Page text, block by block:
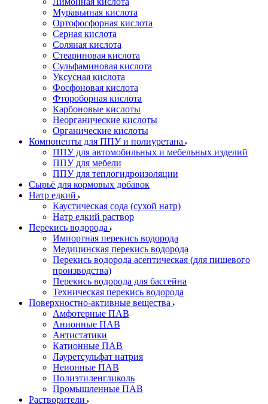
Муравьиная кислота
Ортофосфорная кислота
Серная кислота
Соляная кислота
Стеариновая кислота
Сульфаминовая кислота
Уксусная кислота
Фосфоновая кислота
Фтороборная кислота
Карбоновые кислоты
Неорганические кислоты
Органические кислоты
Компоненты для ППУ и полиуретана
ППУ для автомобильных и мебельных изделий
ППУ для мебели
ППУ для теплогидроизоляции
Сырьё для кормовых добавок
Натр едкий
Каустическая сода (сухой натр)
Натр едкий раствор
Перекись водорода
Импортная перекись водорода
Медицинская перекись водорода
Перекись водорода асептическая (для пищевого
производства)
Перекись водорода для бассейна
Техническая перекись водорода
Поверхностно-активные вещества
Амфотерные ПАВ
Анионные ПАВ
Антистатики
Катионные ПАВ
Лауретсульфат натрия
Неионные ПАВ
Полиэтиленгликоль
Промышленные ПАВ
Растворители